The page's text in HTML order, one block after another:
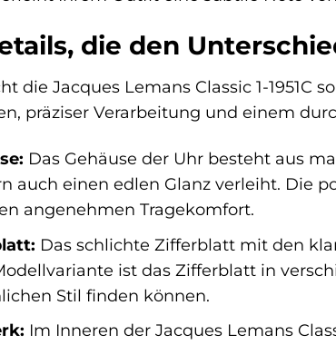
die den
die Jacques Lemans Classic 1-1951C
präziser Verarbeitung und einem
Das Gehäuse der Uhr besteht aus
auch einen edlen Glanz verleiht. Die
angenehmen Tragekomfort.
Das schlichte Zifferblatt mit den
ist das Zifferblatt in
Stil finden können.
Im Inneren der Jacques Lemans